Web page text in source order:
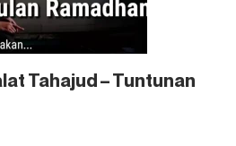
Tahajud – Tuntunan